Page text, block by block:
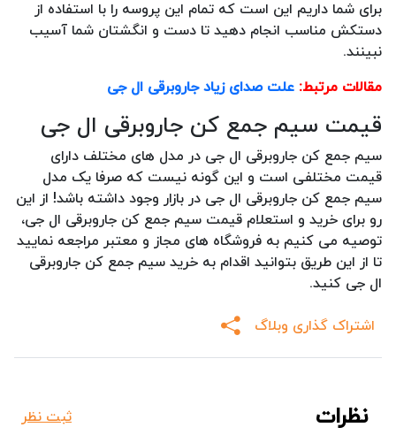
برای شما داریم این است که تمام این پروسه را با استفاده از
دستکش مناسب انجام دهید تا دست و انگشتان شما آسیب
نبینند.
مقالات مرتبط: علت صدای زیاد جاروبرقی ال جی
قیمت سیم جمع کن جاروبرقی ال جی
سیم جمع کن جاروبرقی ال جی در مدل های مختلف دارای
قیمت مختلفی است و این گونه نیست که صرفا یک مدل
سیم جمع کن جاروبرقی ال جی در بازار وجود داشته باشد! از این
رو برای خرید و استعلام قیمت سیم جمع کن جاروبرقی ال جی،
توصیه می کنیم به فروشگاه های مجاز و معتبر مراجعه نمایید
تا از این طریق بتوانید اقدام به خرید سیم جمع کن جاروبرقی
ال جی کنید.
اشتراک گذاری وبلاگ
نظرات ثبت نظر